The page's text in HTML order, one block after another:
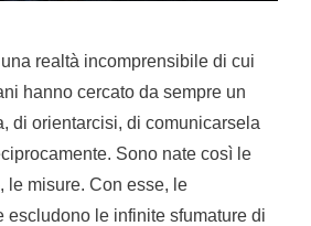
una realtà incomprensibile di cui
hanno cercato da sempre un
di orientarcisi, di comunicarsela
Sono nate così le
le misure. Con esse, le
escludono le infinite sfumature di